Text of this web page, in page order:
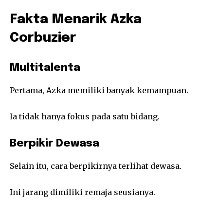
Fakta Menarik Azka
Corbuzier
Multitalenta
Pertama, Azka memiliki banyak kemampuan.
Ia tidak hanya fokus pada satu bidang.
Berpikir Dewasa
Selain itu, cara berpikirnya terlihat dewasa.
Ini jarang dimiliki remaja seusianya.